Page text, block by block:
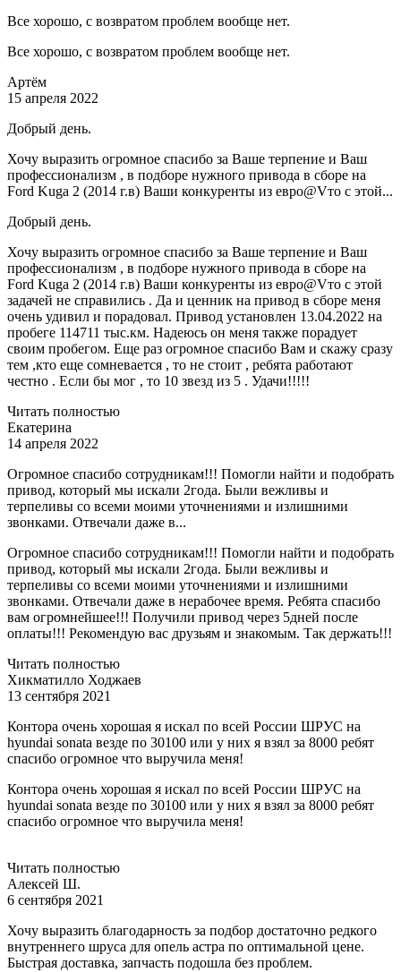
Все хорошо, с возвратом проблем вообще нет.
Все хорошо, с возвратом проблем вообще нет.
Артём
15 апреля 2022
Добрый день.
Хочу выразить огромное спасибо за Ваше терпение и Ваш
профессионализм , в подборе нужного привода в сборе на
Ford Kuga 2 (2014 г.в) Ваши конкуренты из евро@Vто с этой...
Добрый день.
Хочу выразить огромное спасибо за Ваше терпение и Ваш
профессионализм , в подборе нужного привода в сборе на
Ford Kuga 2 (2014 г.в) Ваши конкуренты из евро@Vто с этой
задачей не справились . Да и ценник на привод в сборе меня
очень удивил и порадовал. Привод установлен 13.04.2022 на
пробеге 114711 тыс.км. Надеюсь он меня также порадует
своим пробегом. Еще раз огромное спасибо Вам и скажу сразу
тем ,кто еще сомневается , то не стоит , ребята работают
честно . Если бы мог , то 10 звезд из 5 . Удачи!!!!!
Читать полностью
Екатерина
14 апреля 2022
Огромное спасибо сотрудникам!!! Помогли найти и подобрать
привод, который мы искали 2года. Были вежливы и
терпеливы со всеми моими уточнениями и излишними
звонками. Отвечали даже в...
Огромное спасибо сотрудникам!!! Помогли найти и подобрать
привод, который мы искали 2года. Были вежливы и
терпеливы со всеми моими уточнениями и излишними
звонками. Отвечали даже в нерабочее время. Ребята спасибо
вам огромнейшее!!! Получили привод через 5дней после
оплаты!!! Рекомендую вас друзьям и знакомым. Так держать!!!
Читать полностью
Хикматилло Ходжаев
13 сентября 2021
Контора очень хорошая я искал по всей России ШРУС на
hyundai sonata везде по 30100 или у них я взял за 8000 ребят
спасибо огромное что выручила меня!
Контора очень хорошая я искал по всей России ШРУС на
hyundai sonata везде по 30100 или у них я взял за 8000 ребят
спасибо огромное что выручила меня!
Читать полностью
Алексей Ш.
6 сентября 2021
Хочу выразить благодарность за подбор достаточно редкого
внутреннего шруса для опель астра по оптимальной цене.
Быстрая доставка, запчасть подошла без проблем.